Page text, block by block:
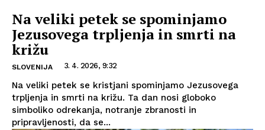
Na veliki petek se spominjamo
Jezusovega trpljenja in smrti na
križu
SLOVENIJA 3. 4. 2026, 9:32
Na veliki petek se kristjani spominjamo Jezusovega
trpljenja in smrti na križu. Ta dan nosi globoko
simboliko odrekanja, notranje zbranosti in
pripravljenosti, da se...